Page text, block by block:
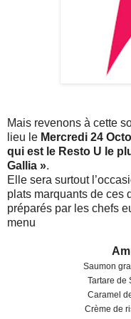
Mais revenons à cette
lieu le Mercredi 24
qui est le Resto U le
Gallia ».
Elle sera surtout
plats marquants de ces
préparés par les chefs
menu
Saumon
Tartare de
Caramel
Crème de